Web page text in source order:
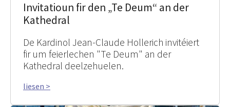
Invitatioun fir den „Te Deum“ an der
Kathedral
De Kardinol Jean-Claude Hollerich invitéiert
fir um feierlechen "Te Deum" an der
Kathedral deelzehuelen.
liesen >